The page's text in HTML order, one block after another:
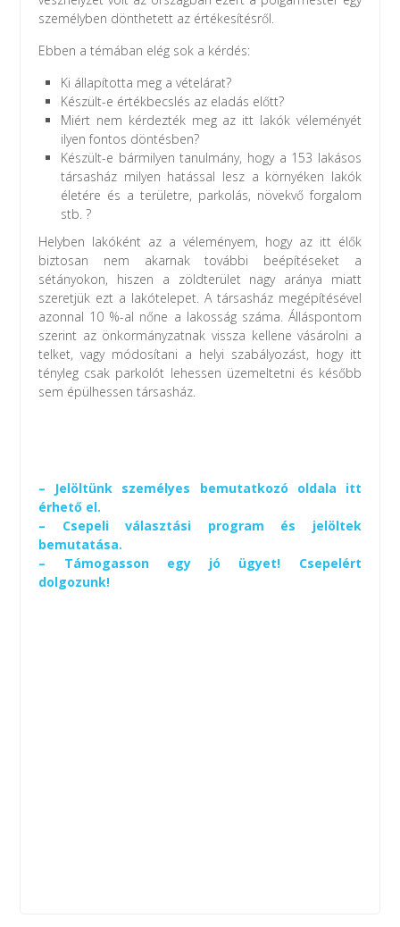
személyben dönthetett az értékesítésről.
Ebben a témában elég sok a kérdés:
Ki állapította meg a vételárat?
Készült-e értékbecslés az eladás előtt?
Miért nem kérdezték meg az itt lakók véleményét
ilyen fontos döntésben?
Készült-e bármilyen tanulmány, hogy a 153 lakásos
társasház milyen hatással lesz a környéken lakók
életére és a területre, parkolás, növekvő forgalom
stb. ?
Helyben lakóként az a véleményem, hogy az itt élők
biztosan nem akarnak további beépítéseket a
sétányokon, hiszen a zöldterület nagy aránya miatt
szeretjük ezt a lakótelepet. A társasház megépítésével
azonnal 10 %-al nőne a lakosság száma. Álláspontom
szerint az önkormányzatnak vissza kellene vásárolni a
telket, vagy módosítani a helyi szabályozást, hogy itt
tényleg csak parkolót lehessen üzemeltetni és később
sem épülhessen társasház.
– Jelöltünk személyes bemutatkozó oldala itt
érhető el.
– Csepeli választási program és jelöltek
bemutatása.
– Támogasson egy jó ügyet! Csepelért
dolgozunk!